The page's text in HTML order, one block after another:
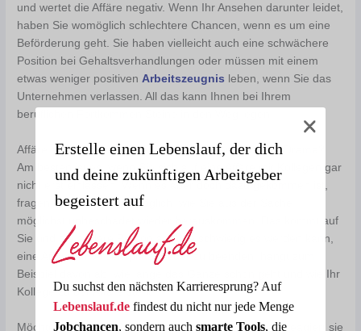
und wertet die Affäre negativ. Wenn Ihr Ansehen darunter leidet,
haben Sie womöglich schlechtere Chancen, wenn es um eine
Beförderung geht. Sie haben vielleicht auch eine schwächere
Position bei Gehaltsverhandlungen oder müssen mit einem
etwas weniger positiven Arbeitszeugnis leben, wenn Sie das
Unternehmen verlassen. All das kann Ihnen bei Ihrem
beruflichen Fortkommen Steine in den Weg legen.
Affäre mit Kollegin oder Kollege: Wie beenden ohne Drama?
Am besten ist es, wenn Sie sich auf eine Affäre mit Kollegen gar
nicht erst einlassen. Wenn es aber doch dazu gekommen ist,
fragen Sie sich nun womöglich, wie Sie aus der Sache
möglichst unbeschadet wieder herauskommen. Das kommt auf
Sie und die andere Person an. Wie schwierig es werden kann,
eine Affäre am Arbeitsplatz wieder zu beenden, hängt zum
Beispiel davon ab, wie lange das Ganze schon geht und wie Ihr
Kollege zu der Affäre steht.
Möchte die andere Person die Affäre nicht beenden, reagiert sie
Erstelle einen Lebenslauf, der dich
und deine zukünftigen Arbeitgeber
begeistert auf
Du suchst den nächsten Karrieresprung? Auf
Lebenslauf.defindest du nicht nur jede Menge
Jobchancen, sondern auch smarte Tools, die